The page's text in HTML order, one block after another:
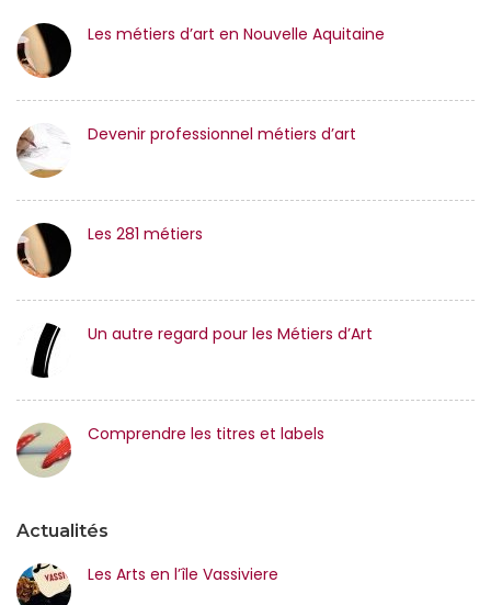
Les métiers d’art en Nouvelle Aquitaine
Devenir professionnel métiers d’art
Les 281 métiers
Un autre regard pour les Métiers d’Art
Comprendre les titres et labels
Actualités
Les Arts en l’île Vassiviere